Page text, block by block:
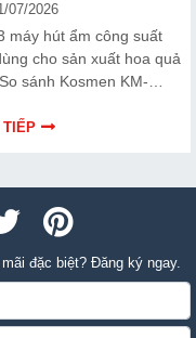
07/2026
máy hút ẩm công suất
cho sản xuất hoa quả
sánh Kosmen KM-
HM-1800D theo công
TIẾP
đặc biệt? Đăng ký ngay.